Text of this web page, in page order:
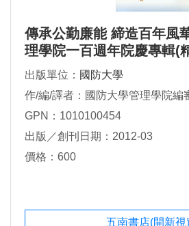
傳承公勤廉能 締造百年風
理學院一百週年院慶專輯(
出版單位： 國防大學
作/編/譯者：國防大學管理學院編
GPN：1010100454
出版／創刊日期：2012-03
價格：600
五南書店(開新視